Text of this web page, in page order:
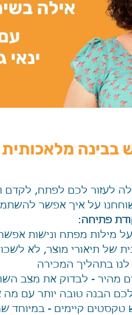
מלאכותית
לעזור לכם לפתח, לקדם
פתיחה:
על מילות מפתח ונישות
של תיאורי מוצר, לא
בתהליך המכירה
מהיר - לבדוק את מצב
הבנה טובה יותר עם מה
טקסטים קיימים -